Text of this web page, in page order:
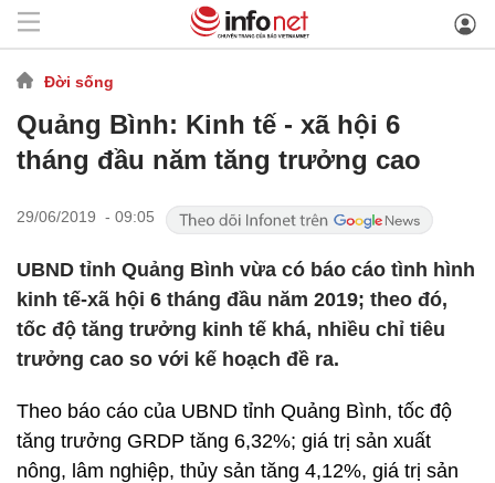
Đời sống
Quảng Bình: Kinh tế - xã hội 6
tháng đầu năm tăng trưởng cao
29/06/2019 - 09:05
UBND tỉnh Quảng Bình vừa có báo cáo tình hình
kinh tế-xã hội 6 tháng đầu năm 2019; theo đó,
tốc độ tăng trưởng kinh tế khá, nhiều chỉ tiêu
trưởng cao so với kế hoạch đề ra.
Theo báo cáo của UBND tỉnh Quảng Bình, tốc độ
tăng trưởng GRDP tăng 6,32%; giá trị sản xuất
nông, lâm nghiệp, thủy sản tăng 4,12%, giá trị sản